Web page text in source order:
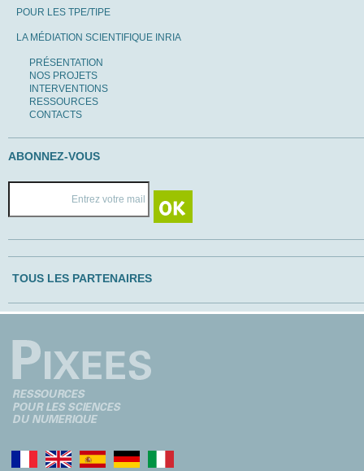
POUR LES TPE/TIPE
LA MÉDIATION SCIENTIFIQUE INRIA
PRÉSENTATION
NOS PROJETS
INTERVENTIONS
RESSOURCES
CONTACTS
ABONNEZ-VOUS
TOUS LES PARTENAIRES